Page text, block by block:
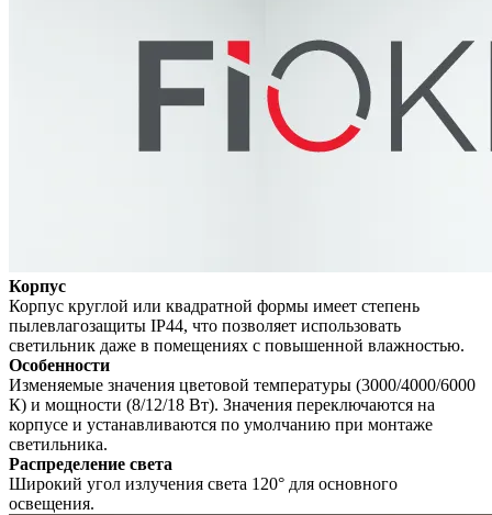
Корпус
Корпус круглой или квадратной формы имеет степень
пылевлагозащиты IP44, что позволяет использовать
светильник даже в помещениях с повышенной влажностью.
Особенности
Изменяемые значения цветовой температуры (3000/4000/6000
К) и мощности (8/12/18 Вт). Значения переключаются на
корпусе и устанавливаются по умолчанию при монтаже
светильника.
Распределение света
Широкий угол излучения света 120° для основного
освещения.